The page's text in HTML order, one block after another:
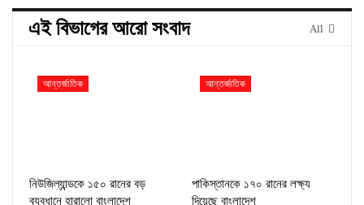
All
এই বিভাগের আরো সংবাদ
আন্তর্জাতিক
নিউজিল্যান্ডকে ১৫০ রানের বড়
ব্যবধানে হারালো বাংলাদেশ
আন্তর্জাতিক
পাকিস্তানকে ১৭০ রানের লক্ষ্য
দিয়েছে বাংলাদেশ